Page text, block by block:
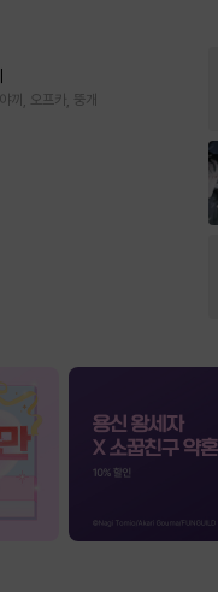
끼, 오프카, 뚱개